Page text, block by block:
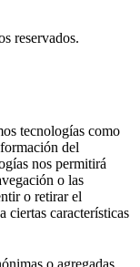
reservados.
tecnologías como
del
nos permitirá
o las
o retirar el
ciertas características
o agregadas